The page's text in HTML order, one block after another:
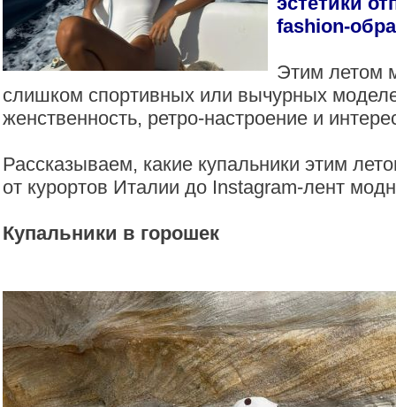
fashion-
Этим летом
слишком спортивных или вычурных
женственность, ретро-настроение и
Рассказываем, какие купальники этим
от курортов Италии до Instagram-лент
Купальники в горошек